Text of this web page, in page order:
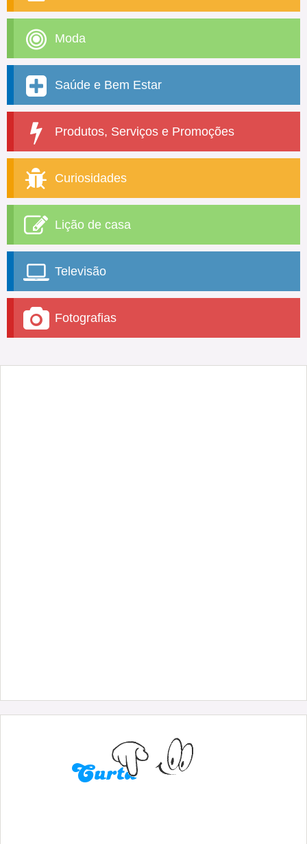
Moda
Saúde e Bem Estar
Produtos, Serviços e Promoções
Curiosidades
Lição de casa
Televisão
Fotografias